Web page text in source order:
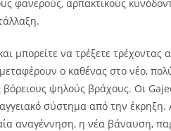
φανερούς, αρπακτικούς
μπορείτε να τρέξετε
ο καθένας στο νέο,
βόρειους ψηλούς βράχους. Οι
σύστημα από την έκρηξη.
αναγέννηση, η νέα βάναυση,